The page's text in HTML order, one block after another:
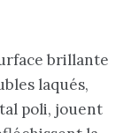
brillante
laqués,
poli, jouent